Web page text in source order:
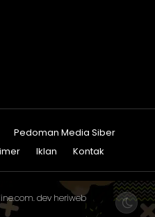
Pedoman Media Siber
Iklan Kontak
. dev heriweb